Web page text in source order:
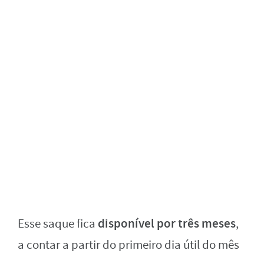
Esse saque fica disponível por três meses,
a contar a partir do primeiro dia útil do mês